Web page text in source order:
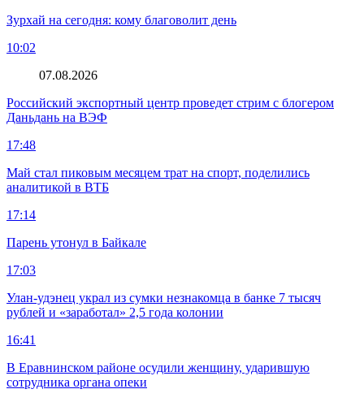
Зурхай на сегодня: кому благоволит день
10:02
07.08.2026
Российский экспортный центр проведет стрим с блогером
Даньдань на ВЭФ
17:48
Май стал пиковым месяцем трат на спорт, поделились
аналитикой в ВТБ
17:14
Парень утонул в Байкале
17:03
Улан-удэнец украл из сумки незнакомца в банке 7 тысяч
рублей и «заработал» 2,5 года колонии
16:41
В Еравнинском районе осудили женщину, ударившую
сотрудника органа опеки